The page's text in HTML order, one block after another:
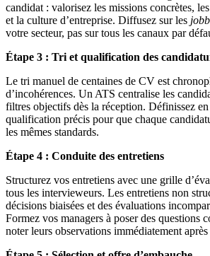
candidat : valorisez les missions concrètes,
et la culture d’entreprise. Diffusez sur les
votre secteur, pas sur tous les canaux par
Étape 3 : Tri et qualification des
Le tri manuel de centaines de CV est
d’incohérences. Un ATS centralise les
filtres objectifs dès la réception. Définissez
qualification précis pour que chaque
les mêmes standards.
Étape 4 : Conduite des entretiens
Structurez vos entretiens avec une grille
tous les intervieweurs. Les entretiens non
décisions biaisées et des évaluations
Formez vos managers à poser des questions
noter leurs observations immédiatement après